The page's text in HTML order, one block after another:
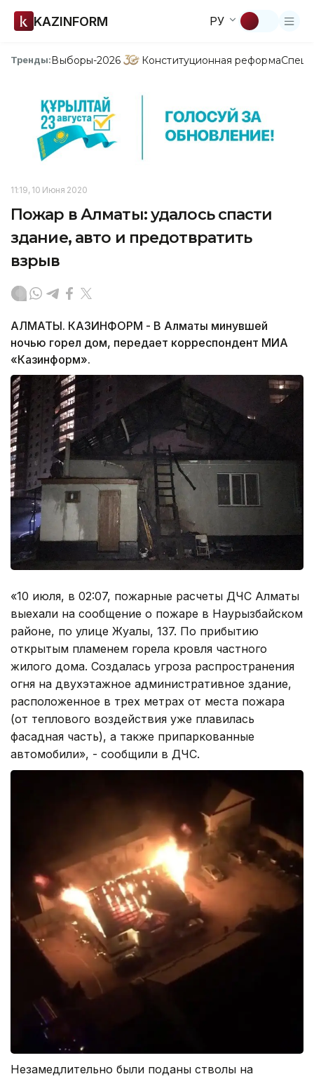
KAZINFORM РУ
Тренды:Выборы-2026 Конституционная реформа
11:19, 10 Июня 2020
Пожар в Алматы: удалось спасти
здание, авто и предотвратить
взрыв
АЛМАТЫ. КАЗИНФОРМ - В Алматы минувшей
ночью горел дом, передает корреспондент МИА
«Казинформ».
«10 июля, в 02:07, пожарные расчеты ДЧС Алматы
выехали на сообщение о пожаре в Наурызбайском
районе, по улице Жуалы, 137. По прибытию
открытым пламенем горела кровля частного
жилого дома. Создалась угроза распространения
огня на двухэтажное административное здание,
расположенное в трех метрах от места пожара
(от теплового воздействия уже плавилась
фасадная часть), а также припаркованные
автомобили», - сообщили в ДЧС.
Незамедлительно были поданы стволы на